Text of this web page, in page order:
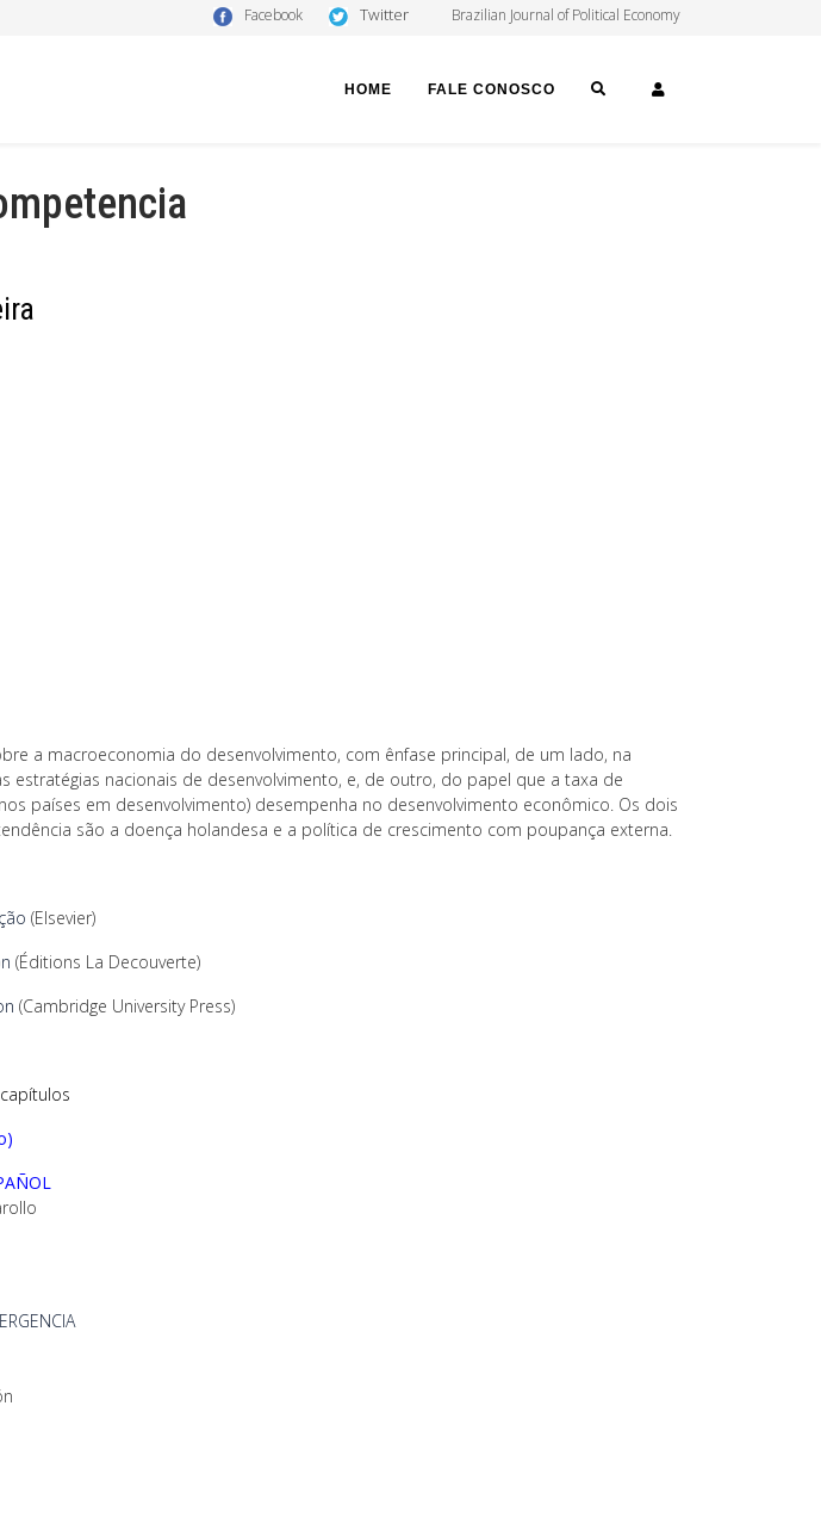
Facebook Twitter Brazilian Journal of Political Economy
HOME FALE CONOSCO SEARCH
a macroeconomia do desenvolvimento, com ênfase principal, de um lado, na
estratégias nacionais de desenvolvimento, e, de outro, do papel que a taxa de
países em desenvolvimento) desempenha no desenvolvimento econômico. Os dois
são a doença holandesa e a política de crescimento com poupança externa.
(Elsevier)
(Éditions La Decouverte)
(Cambridge University Press)